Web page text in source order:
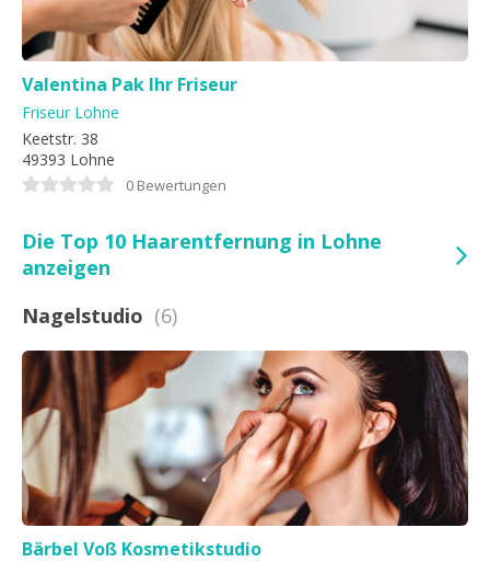
Valentina Pak Ihr Friseur
Friseur Lohne
Keetstr. 38
49393 Lohne
0 Bewertungen
Die Top 10 Haarentfernung in Lohne
anzeigen
Nagelstudio (6)
Bärbel Voß Kosmetikstudio